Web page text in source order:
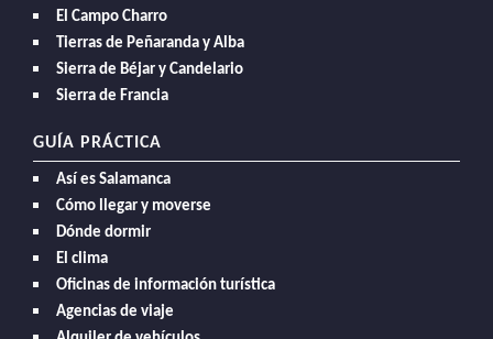
El Campo Charro
Tierras de Peñaranda y Alba
Sierra de Béjar y Candelario
Sierra de Francia
GUÍA PRÁCTICA
Así es Salamanca
Cómo llegar y moverse
Dónde dormir
El clima
Oficinas de información turística
Agencias de viaje